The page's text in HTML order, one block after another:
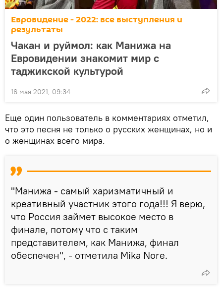
Евровидение - 2022: все выступления и
результаты
Чакан и руймол: как Манижа на
Евровидении знакомит мир с
таджикской культурой
16 мая 2021, 09:34
Еще один пользователь в комментариях отметил,
что это песня не только о русских женщинах, но и
о женщинах всего мира.
"Манижа - самый харизматичный и
креативный участник этого года!!! Я верю,
что Россия займет высокое место в
финале, потому что с таким
представителем, как Манижа, финал
обеспечен", - отметила Mika Nore.